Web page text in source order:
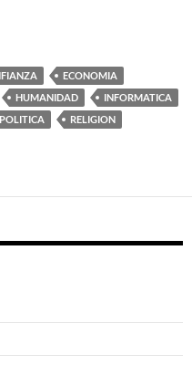
ECONOMIA
HUMANIDAD
INFORMATICA
POLITICA
RELIGION